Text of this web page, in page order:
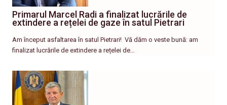
Primarul Marcel Radi a finalizat lucrările de
extindere a rețelei de gaze în satul Pietrari
Am început asfaltarea în satul Pietrari! ​ Vă dăm o veste bună: am
finalizat lucrările de extindere a rețelei de…